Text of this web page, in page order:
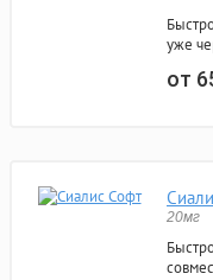
уже
от
20мг